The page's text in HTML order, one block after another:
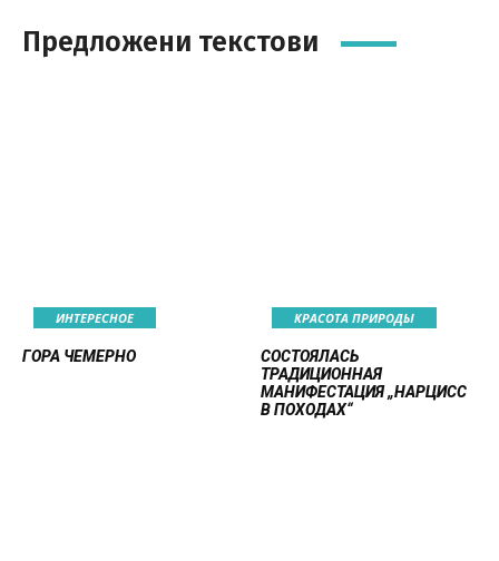
Предложени текстови
ИНТЕРЕСНОЕ
ГОРА ЧЕМЕРНО
КРАСОТА ПРИРОДЫ
СОСТОЯЛАСЬ
ТРАДИЦИОННАЯ
МАНИФЕСТАЦИЯ „НАРЦИСС
В ПОХОДАХ“